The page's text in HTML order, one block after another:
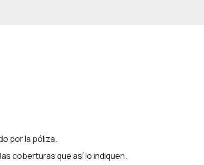
por la póliza.
coberturas que así lo indiquen.